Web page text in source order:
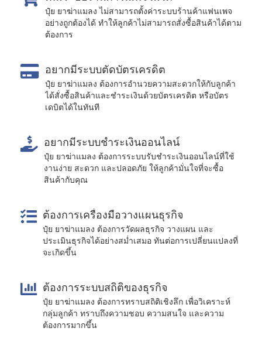
ปุ๋ย ยาฆ่าแมลง ไม่สามารถตั้งค่าระบบร้านค้าแฟนเพจ
อย่างถูกต้องได้ ทำให้ลูกค้าไม่สามารถสั่งซื้อสินค้าได้ตาม
ต้องการ
อยากมีระบบตัดบัตรเครดิต
ปุ๋ย ยาฆ่าแมลง ต้องการอำนวยความสะดวกให้กับลูกค้า
ได้สั่งซื้อสินค้าและชำระเงินด้วยบัตรเครดิต หรือบัตร
เดบิตได้ในทันที
อยากมีระบบชำระเงินออนไลน์
ปุ๋ย ยาฆ่าแมลง ต้องการระบบรับชำระเงินออนไลน์ที่ใช้
งานง่าย สะดวก และปลอดภัย ให้ลูกค้ามั่นใจที่จะซื้อ
สินค้ากับคุณ
ต้องการเครื่องมือวางแผนธุรกิจ
ปุ๋ย ยาฆ่าแมลง ต้องการวัดผลธุรกิจ วางแผน และ
ประเมินธุรกิจได้อย่างสม่ำเสมอ ทันต่อการเปลี่ยนแปลงที่
จะเกิดขึ้น
ต้องการระบบสถิติของธุรกิจ
ปุ๋ย ยาฆ่าแมลง ต้องการทราบสถิติเชิงลึก เพื่อวิเคราะห์
กลุ่มลูกค้า ทราบถึงความชอบ ความสนใจ และความ
ต้องการมากขึ้น